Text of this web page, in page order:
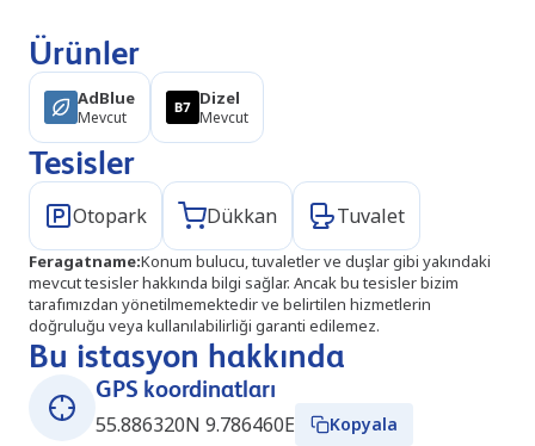
Ürünler
AdBlue
Mevcut
Dizel
Mevcut
Tesisler
Otopark Dükkan Tuvalet
Feragatname:Konum bulucu, tuvaletler ve duşlar gibi yakındaki
mevcut tesisler hakkında bilgi sağlar. Ancak bu tesisler bizim
tarafımızdan yönetilmemektedir ve belirtilen hizmetlerin
doğruluğu veya kullanılabilirliği garanti edilemez.
Bu istasyon hakkında
GPS koordinatları
55.886320N 9.786460E
Kopyala